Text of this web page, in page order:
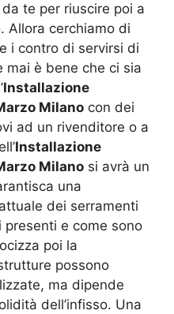
te per riuscire poi a
Allora cerchiamo di
i contro di servirsi di
mai è bene che ci sia
Installazione
Milano con dei
ad un rivenditore o a
Installazione
Milano si avrà un
una
dei serramenti
e come sono
poi la
possono
ma dipende
dell’infisso. Una